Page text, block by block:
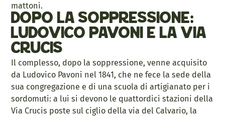
mattoni.
Dopo la soppressione:
Ludovico Pavoni e la Via
Crucis
Il complesso, dopo la soppressione, venne acquisito
da Ludovico Pavoni nel 1841, che ne fece la sede della
sua congregazione e di una scuola di artigianato per i
sordomuti: a lui si devono le quattordici stazioni della
Via Crucis poste sul ciglio della via del Calvario, la